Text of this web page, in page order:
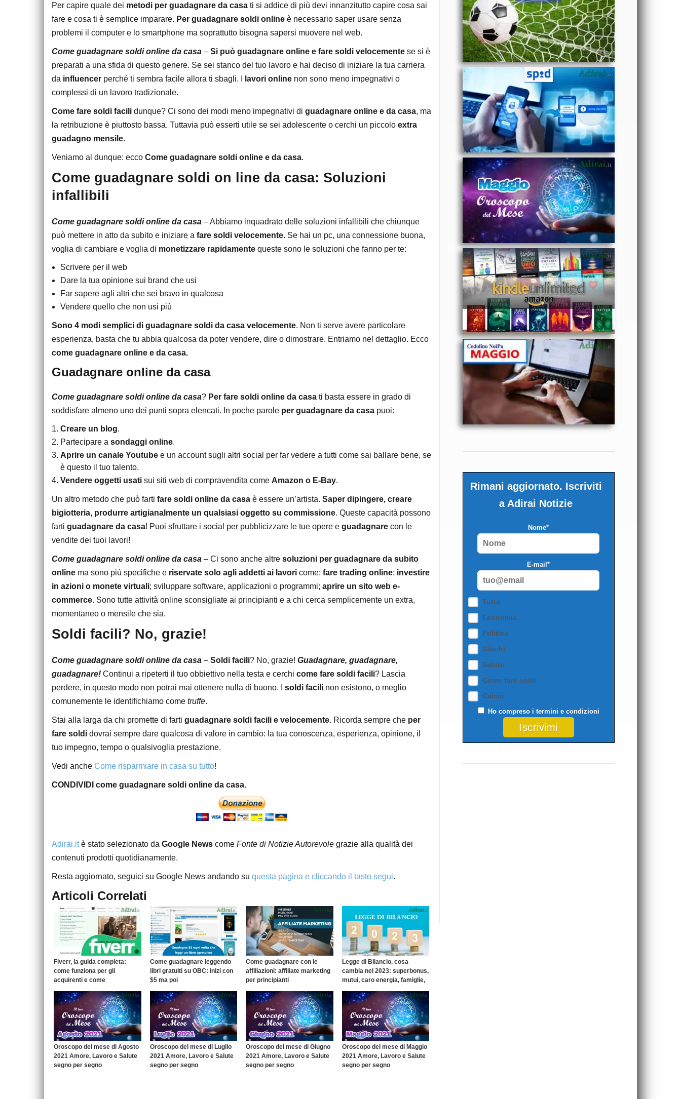
Per capire quale dei metodi per guadagnare da casa ti si addice di più devi innanzitutto capire cosa sai
fare e cosa ti è semplice imparare. Per guadagnare soldi online è necessario saper usare senza
problemi il computer e lo smartphone ma soprattutto bisogna sapersi muovere nel web.
Come guadagnare soldi online da casa – Si può guadagnare online e fare soldi velocemente se si è
preparati a una sfida di questo genere. Se sei stanco del tuo lavoro e hai deciso di iniziare la tua carriera
da influencer perché ti sembra facile allora ti sbagli. I lavori online non sono meno impegnativi o
complessi di un lavoro tradizionale.
Come fare soldi facili dunque? Ci sono dei modi meno impegnativi di guadagnare online e da casa, ma
la retribuzione è piuttosto bassa. Tuttavia può esserti utile se sei adolescente o cerchi un piccolo extra
guadagno mensile.
Veniamo al dunque: ecco Come guadagnare soldi online e da casa.
Come guadagnare soldi on line da casa: Soluzioni
infallibili
Come guadagnare soldi online da casa – Abbiamo inquadrato delle soluzioni infallibili che chiunque
può mettere in atto da subito e iniziare a fare soldi velocemente. Se hai un pc, una connessione buona,
voglia di cambiare e voglia di monetizzare rapidamente queste sono le soluzioni che fanno per te:
Scrivere per il web
Dare la tua opinione sui brand che usi
Far sapere agli altri che sei bravo in qualcosa
Vendere quello che non usi più
Sono 4 modi semplici di guadagnare soldi da casa velocemente. Non ti serve avere particolare
esperienza, basta che tu abbia qualcosa da poter vendere, dire o dimostrare. Entriamo nel dettaglio. Ecco
come guadagnare online e da casa.
Guadagnare online da casa
Come guadagnare soldi online da casa? Per fare soldi online da casa ti basta essere in grado di
soddisfare almeno uno dei punti sopra elencati. In poche parole per guadagnare da casa puoi:
Creare un blog.
Partecipare a sondaggi online.
Aprire un canale Youtube e un account sugli altri social per far vedere a tutti come sai ballare bene, se
è questo il tuo talento.
Vendere oggetti usati sui siti web di compravendita come Amazon o E-Bay.
Un altro metodo che può farti fare soldi online da casa è essere un’artista. Saper dipingere, creare
bigiotteria, produrre artigianalmente un qualsiasi oggetto su commissione. Queste capacità possono
farti guadagnare da casa! Puoi sfruttare i social per pubblicizzare le tue opere e guadagnare con le
vendite dei tuoi lavori!
Come guadagnare soldi online da casa – Ci sono anche altre soluzioni per guadagnare da subito
online ma sono più specifiche e riservate solo agli addetti ai lavori come: fare trading online; investire
in azioni o monete virtuali; sviluppare software, applicazioni o programmi; aprire un sito web e-
commerce. Sono tutte attività online sconsigliate ai principianti e a chi cerca semplicemente un extra,
momentaneo o mensile che sia.
Soldi facili? No, grazie!
Come guadagnare soldi online da casa – Soldi facili? No, grazie! Guadagnare, guadagnare,
guadagnare! Continui a ripeterti il tuo obbiettivo nella testa e cerchi come fare soldi facili? Lascia
perdere, in questo modo non potrai mai ottenere nulla di buono. I soldi facili non esistono, o meglio
comunemente le identifichiamo come truffe.
Stai alla larga da chi promette di farti guadagnare soldi facili e velocemente. Ricorda sempre che per
fare soldi dovrai sempre dare qualcosa di valore in cambio: la tua conoscenza, esperienza, opinione, il
tuo impegno, tempo o qualsivoglia prestazione.
Vedi anche Come risparmiare in casa su tutto!
CONDIVIDI come guadagnare soldi online da casa.
Adirai.itè stato selezionato da Google News come Fonte di Notizie Autorevole grazie alla qualità dei
contenuti prodotti quotidianamente.
Resta aggiornato, seguici su Google News andando su questa pagina e cliccando il tasto segui.
Articoli Correlati
Fiverr, la guida completa:
come funziona per gli
acquirenti e come
Come guadagnare leggendo
libri gratuiti su OBC: inizi con
$5 ma poi
Come guadagnare con le
affiliazioni: affiliate marketing
per principianti
Legge di Bilancio, cosa
cambia nel 2023: superbonus,
mutui, caro energia, famiglie,
Oroscopo del mese di Agosto
2021 Amore, Lavoro e Salute
segno per segno
Oroscopo del mese di Luglio
2021 Amore, Lavoro e Salute
segno per segno
Oroscopo del mese di Giugno
2021 Amore, Lavoro e Salute
segno per segno
Oroscopo del mese di Maggio
2021 Amore, Lavoro e Salute
segno per segno
autenticazione,
accesso, a
cosa serve e
assistenza
OROSCOPO
- Oroscopo
Maggio 2025
Amore,
Lavoro e
Salute segno
per segno
TECNOLOGIA
-
Abbonamento
Kindle
Unlimited
costo Amazon
e iscrizione
gratis
ECONOMIA
- NoiPa
cedolino
Maggio
2025 data
accredito
stipendi PA
Rimani aggiornato. Iscriviti
a Adirai Notizie
Nome*
E-mail*
Tutto
Economia
Politica
Giochi
Salute
Come fare soldi
Calcio
Ho compreso i termini e condizioni